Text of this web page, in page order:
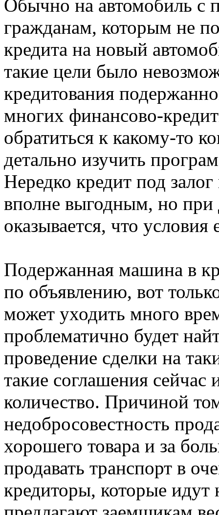
Обычно на автомобиль с
гражданам, которым не
кредита на новый
такие цели было
кредитования
многих финансово-
обратиться к какому-то
детально изучить
Нередко кредит под
вполне выгодным, но при
оказывается, что
Подержанная машина в
по объявлению, вот
может уходить много
проблематично будет
проведение сделки на
такие соглашения сейчас
количество. Причиной
недобросовестность
хорошего товара и за
продавать транспорт в
кредиторы, которые идут